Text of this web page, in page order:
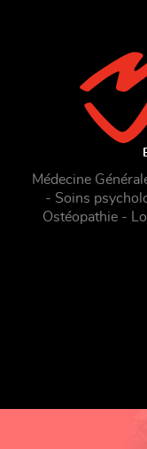
Médecine
- Soins
Ostéopathie -